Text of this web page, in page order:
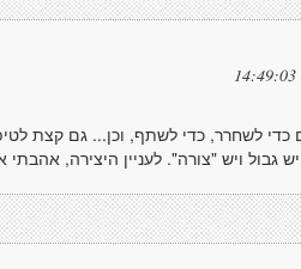
לשחרר, כדי לשתף, וכן... גם קצת
גבול ויש "צורה". לעניין היצירה,